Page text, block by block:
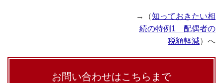
→（知っておきたい相
続の特例1 配偶者の
税額軽減）へ
お問い合わせはこちらまで